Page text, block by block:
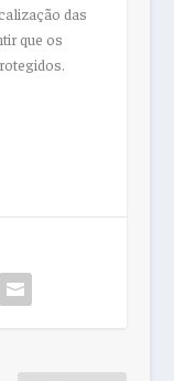
das
que os